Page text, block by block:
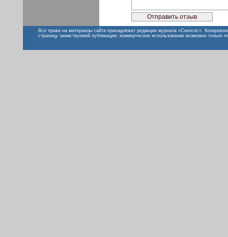
Все права на материалы сайта принадлежат редакции журнала «Скепсис».
страницу заимствуемой публикации; коммерческое использование возможно только